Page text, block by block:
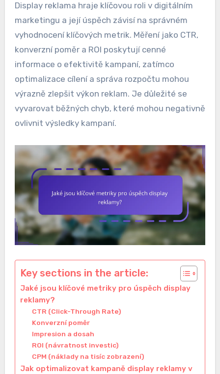
Display reklama hraje klíčovou roli v digitálním
marketingu a její úspěch závisí na správném
vyhodnocení klíčových metrik. Měření jako CTR,
konverzní poměr a ROI poskytují cenné
informace o efektivitě kampaní, zatímco
optimalizace cílení a správa rozpočtu mohou
výrazně zlepšit výkon reklam. Je důležité se
vyvarovat běžných chyb, které mohou negativně
ovlivnit výsledky kampaní.
Key sections in the article:
Jaké jsou klíčové metriky pro úspěch display
reklamy?
CTR (Click-Through Rate)
Konverzní poměr
Impresion a dosah
ROI (návratnost investic)
CPM (náklady na tisíc zobrazení)
Jak optimalizovat kampaně display reklamy v